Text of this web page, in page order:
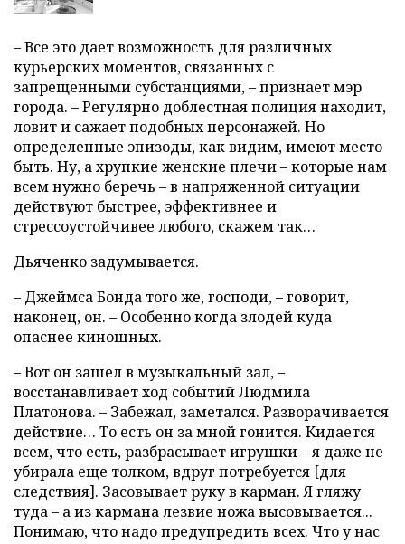
– Все это дает возможность для различных
курьерских моментов, связанных с
запрещенными субстанциями, – признает мэр
города. – Регулярно доблестная полиция находит,
ловит и сажает подобных персонажей. Но
определенные эпизоды, как видим, имеют место
быть. Ну, а хрупкие женские плечи – которые нам
всем нужно беречь – в напряженной ситуации
действуют быстрее, эффективнее и
стрессоустойчивее любого, скажем так…
Дьяченко задумывается.
– Джеймса Бонда того же, господи, – говорит,
наконец, он. – Особенно когда злодей куда
опаснее киношных.
– Вот он зашел в музыкальный зал, –
восстанавливает ход событий Людмила
Платонова. – Забежал, заметался. Разворачивается
действие… То есть он за мной гонится. Кидается
всем, что есть, разбрасывает игрушки – я даже не
убирала еще толком, вдруг потребуется [для
следствия]. Засовывает руку в карман. Я гляжу
туда – а из кармана лезвие ножа высовывается...
Понимаю, что надо предупредить всех. Что у нас